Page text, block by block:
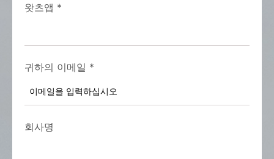
왓츠앱 *
귀하의 이메일 *
회사명